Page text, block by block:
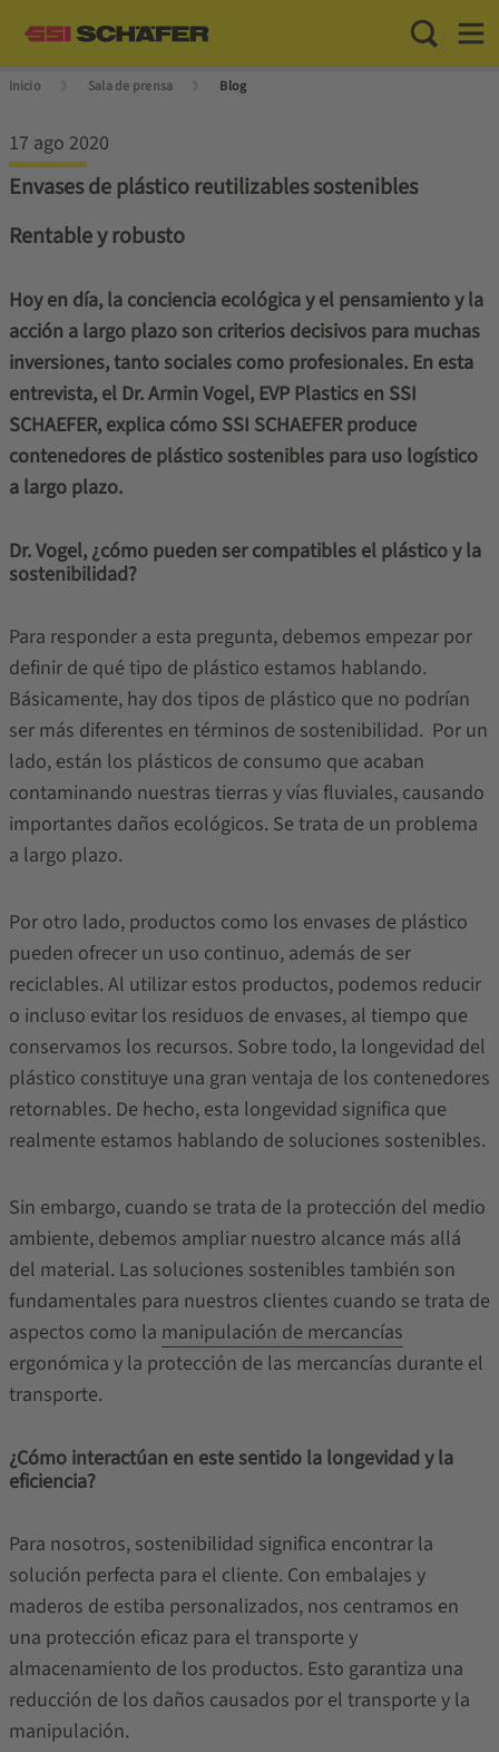
Toggle
Inicio Sala de prensa Blog
17 ago 2020
Envases de plástico reutilizables sostenibles
Rentable y robusto
Hoy en día, la conciencia ecológica y el pensamiento y la
acción a largo plazo son criterios decisivos para muchas
inversiones, tanto sociales como profesionales. En esta
entrevista, el Dr. Armin Vogel, EVP Plastics en SSI
SCHAEFER, explica cómo SSI SCHAEFER produce
contenedores de plástico sostenibles para uso logístico
a largo plazo.
Dr. Vogel, ¿cómo pueden ser compatibles el plástico y la
sostenibilidad?
Para responder a esta pregunta, debemos empezar por
definir de qué tipo de plástico estamos hablando.
Básicamente, hay dos tipos de plástico que no podrían
ser más diferentes en términos de sostenibilidad. Por un
lado, están los plásticos de consumo que acaban
contaminando nuestras tierras y vías fluviales, causando
importantes daños ecológicos. Se trata de un problema
a largo plazo.
Por otro lado, productos como los envases de plástico
pueden ofrecer un uso continuo, además de ser
reciclables. Al utilizar estos productos, podemos reducir
o incluso evitar los residuos de envases, al tiempo que
conservamos los recursos. Sobre todo, la longevidad del
plástico constituye una gran ventaja de los contenedores
retornables. De hecho, esta longevidad significa que
realmente estamos hablando de soluciones sostenibles.
Sin embargo, cuando se trata de la protección del medio
ambiente, debemos ampliar nuestro alcance más allá
del material. Las soluciones sostenibles también son
fundamentales para nuestros clientes cuando se trata de
aspectos como la manipulación de mercancías
ergonómica y la protección de las mercancías durante el
transporte.
¿Cómo interactúan en este sentido la longevidad y la
eficiencia?
Para nosotros, sostenibilidad significa encontrar la
solución perfecta para el cliente. Con embalajes y
maderos de estiba personalizados, nos centramos en
una protección eficaz para el transporte y
almacenamiento de los productos. Esto garantiza una
reducción de los daños causados por el transporte y la
manipulación.